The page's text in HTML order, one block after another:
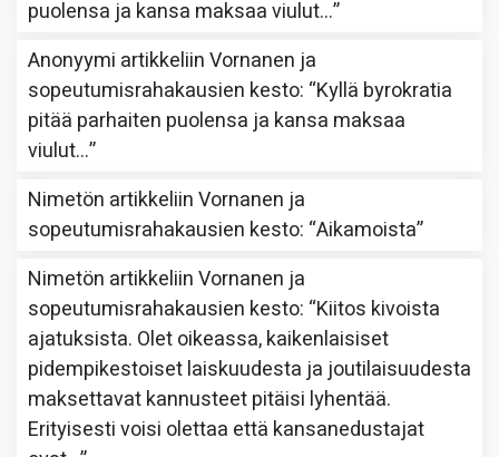
puolensa ja kansa maksaa viulut…”
Anonyymi artikkeliinVornanen ja
sopeutumisrahakausien kesto: “Kyllä byrokratia
pitää parhaiten puolensa ja kansa maksaa
viulut…”
Nimetön artikkeliinVornanen ja
sopeutumisrahakausien kesto: “Aikamoista”
Nimetön artikkeliinVornanen ja
sopeutumisrahakausien kesto: “Kiitos kivoista
ajatuksista. Olet oikeassa, kaikenlaisiset
pidempikestoiset laiskuudesta ja joutilaisuudesta
maksettavat kannusteet pitäisi lyhentää.
Erityisesti voisi olettaa että kansanedustajat